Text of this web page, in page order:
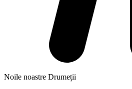
Noile noastre Drumeții